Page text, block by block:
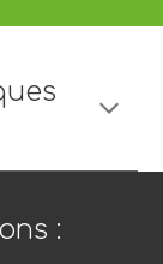
: